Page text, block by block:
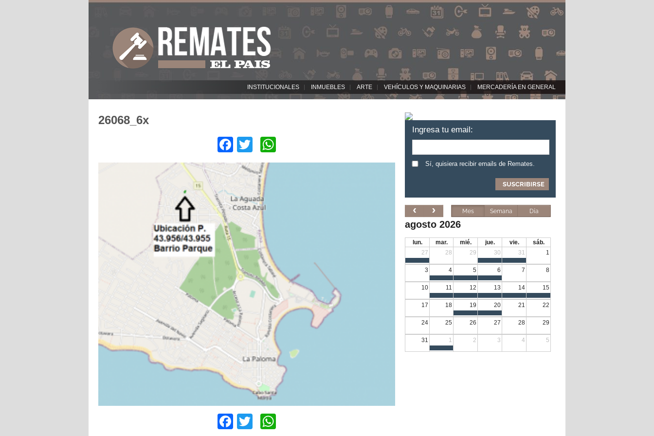
INSTITUCIONALES INMUEBLES ARTE VEHÍCULOS Y MAQUINARIAS MERCADERÍA EN GENERAL
26068_6x
Facebook
Twitter
Facebook
Twitter
Ingresa tu email:
Sí, quisiera recibir emails de Remates.
Mes Semana Día
agosto 2026
lun. mar. mié. jue. vie.
sáb.
27
28 29 30 31 1
3 4 5 6 7 8
10 11 12 13 14 15
17 18 19 20 21 22
24 25 26 27 28 29
31 1 2 3 4 5